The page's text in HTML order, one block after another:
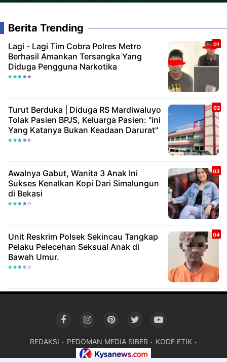
Berita Trending
Lagi - Lagi Tim Cobra Polres Metro
Berhasil Amankan Tersangka Yang
Diduga Pengguna Narkotika
Turut Berduka | Diduga RS Mardiwaluyo
Tolak Pasien BPJS, Keluarga Pasien: "ini
Yang Katanya Bukan Keadaan Darurat"
Awalnya Gabut, Wanita 3 Anak Ini
Sukses Kenalkan Kopi Dari Simalungun
di Bekasi
Unit Reskrim Polsek Sekincau Tangkap
Pelaku Pelecehan Seksual Anak di
Bawah Umur.
REDAKSI PEDOMAN MEDIA SIBER KODE ETIK